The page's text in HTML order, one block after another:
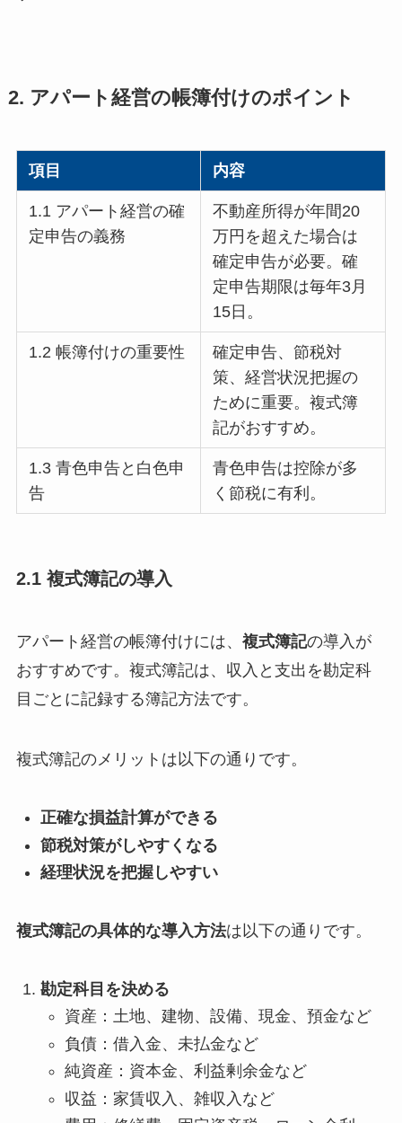
2. アパート経営の帳簿付けのポイント
項目 内容
1.1 アパート経営の確
定申告の義務
不動産所得が年間20
万円を超えた場合は
確定申告が必要。確
定申告期限は毎年3月
15日。
1.2 帳簿付けの重要性
確定申告、節税対
策、経営状況把握の
ために重要。複式簿
記がおすすめ。
1.3 青色申告と白色申
告
青色申告は控除が多
く節税に有利。
2.1 複式簿記の導入
アパート経営の帳簿付けには、 複式簿記の導入が
おすすめです。複式簿記は、収入と支出を勘定科
目ごとに記録する簿記方法です。
複式簿記のメリットは以下の通りです。
正確な損益計算ができる
節税対策がしやすくなる
経理状況を把握しやすい
複式簿記の具体的な導入方法は以下の通りです。
勘定科目を決める
資産：土地、建物、設備、現金、預金など
負債：借入金、未払金など
純資産：資本金、利益剰余金など
収益：家賃収入、雑収入など